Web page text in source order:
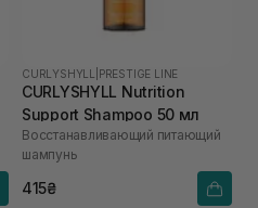
CURLYSHYLL PRESTIGE LINE
CURLYSHYLL Nutrition
Support Shampoo 50 мл
Восстанавливающий питающий
шампунь
415₴